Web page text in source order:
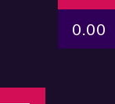
0.00